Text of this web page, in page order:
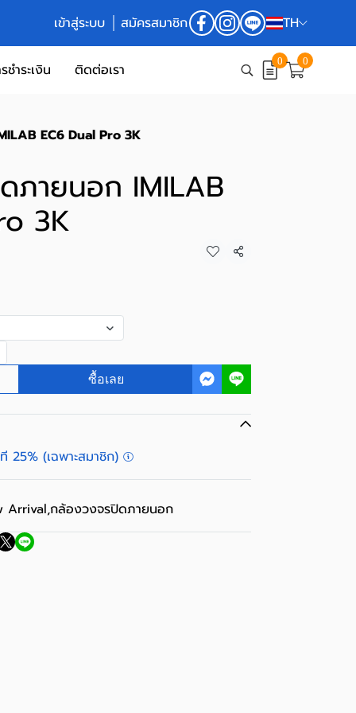
เข้าสู่ระบบ สมัครสมาชิก TH
ชำระเงิน ติดต่อเรา 0 0
EC6 Dual Pro 3K
ภายนอก IMILAB
3K
แชร์
ซื้อเลย
(เฉพาะสมาชิก)
Arrival,กล้องวงจรปิดภายนอก